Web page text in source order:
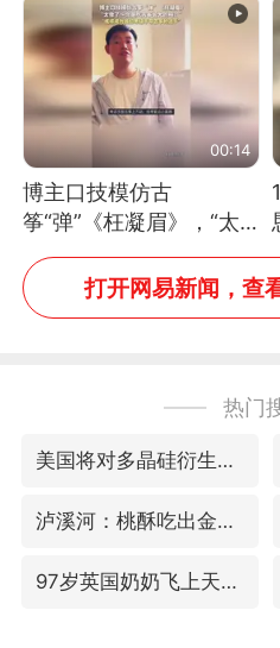
处理
00:14
博主口技模仿古
筝“弹”《枉凝眉》，“太
像了～你是吃古筝长大的
吗？”“或将成为首位考级
不带古筝的选手。”（来
打开网易新闻，查
热门
美国将对多晶硅衍生品加征15%关税
泸溪河：桃酥吃出金属牙冠视频不实
97岁英国奶奶飞上天再破吉尼斯纪录